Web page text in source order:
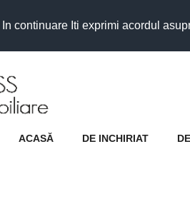
continuare Iti exprimi acordul
ACASĂ DE INCHIRIAT